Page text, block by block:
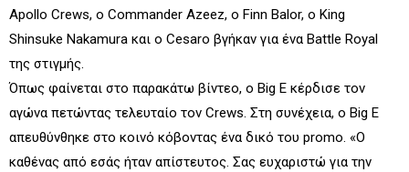
Apollo Crews, ο Commander Azeez, ο Finn Balor, ο King
Shinsuke Nakamura και ο Cesaro βγήκαν για ένα Battle Royal
της στιγμής.
Όπως φαίνεται στο παρακάτω βίντεο, ο Big E κέρδισε τον
αγώνα πετώντας τελευταίο τον Crews. Στη συνέχεια, ο Big E
απευθύνθηκε στο κοινό κόβοντας ένα δικό του promo. «Ο
καθένας από εσάς ήταν απίστευτος. Σας ευχαριστώ για την